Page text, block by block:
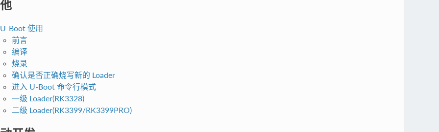
U-Boot 使用
前言
编译
烧录
确认是否正确烧写新的 Loader
进入 U-Boot 命令行模式
一级 Loader(RK3328)
二级 Loader(RK3399/RK3399PRO)